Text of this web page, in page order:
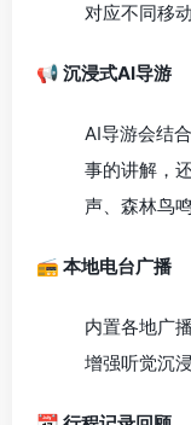
对应不同移
📢 沉浸式AI导游
AI导游会结
事的讲解，
声、森林鸟鸣
📻 本地电台广播
内置各地广
增强听觉沉